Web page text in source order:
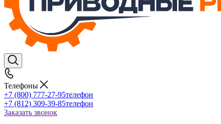
Телефоны
+7 (800) 777-27-95телефон
+7 (812) 309-39-85телефон
Заказать звонок